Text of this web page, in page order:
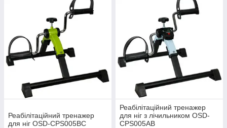
Реабілітаційний тренажер
для ніг OSD-CPS005BC
Реабілітаційний тренажер
для ніг з лічильником OSD-
CPS005AB